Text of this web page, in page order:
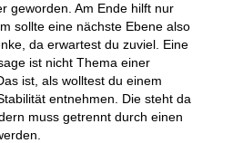
geworden. Am Ende hilft nur
sollte eine nächste Ebene also
da erwartest du zuviel. Eine
ist nicht Thema einer
ist, als wolltest du einem
entnehmen. Die steht da
muss getrennt durch einen